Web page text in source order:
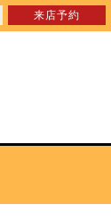
来店予約